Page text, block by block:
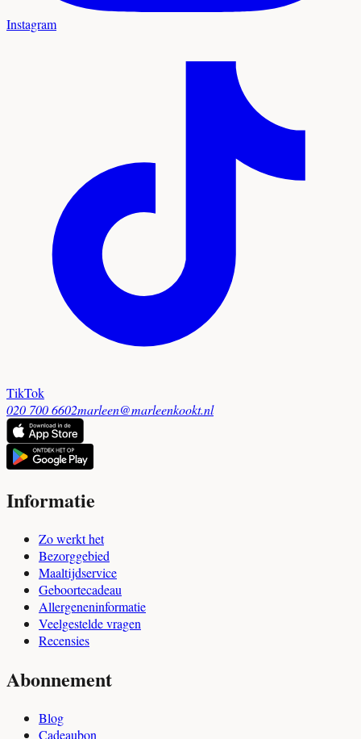
Instagram
TikTok
020 700 6602marleen@marleenkookt.nl
Informatie
Zo werkt het
Bezorggebied
Maaltijdservice
Geboortecadeau
Allergeneninformatie
Veelgestelde vragen
Recensies
Abonnement
Blog
Cadeaubon